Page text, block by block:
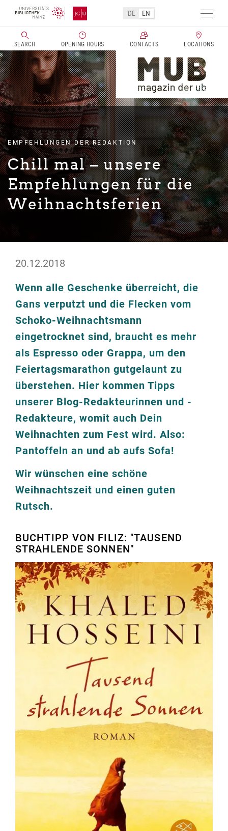
content
SEARCH OPENING HOURS CONTACTS LOCATIONS
DE EN
EMPFEHLUNGEN DER REDAKTION
Chill mal – unsere
Empfehlungen für die
Weihnachtsferien
20.12.2018
Wenn alle Geschenke überreicht, die
Gans verputzt und die Flecken vom
Schoko-Weihnachtsmann
eingetrocknet sind, braucht es mehr
als Espresso oder Grappa, um den
Feiertagsmarathon gutgelaunt zu
überstehen. Hier kommen Tipps
unserer Blog-Redakteurinnen und -
Redakteure, womit auch Dein
Weihnachten zum Fest wird. Also:
Pantoffeln an und ab aufs Sofa!
Wir wünschen eine schöne
Weihnachtszeit und einen guten
Rutsch.
BUCHTIPP VON FILIZ: "TAUSEND
STRAHLENDE SONNEN"